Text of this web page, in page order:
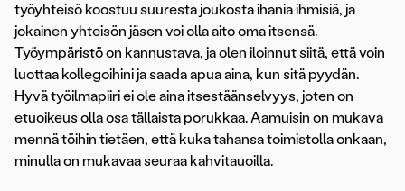
työyhteisö koostuu suuresta joukosta ihania ihmisiä, ja
jokainen yhteisön jäsen voi olla aito oma itsensä.
Työympäristö on kannustava, ja olen iloinnut siitä, että voin
luottaa kollegoihini ja saada apua aina, kun sitä pyydän.
Hyvä työilmapiiri ei ole aina itsestäänselvyys, joten on
etuoikeus olla osa tällaista porukkaa. Aamuisin on mukava
mennä töihin tietäen, että kuka tahansa toimistolla onkaan,
minulla on mukavaa seuraa kahvitauoilla.